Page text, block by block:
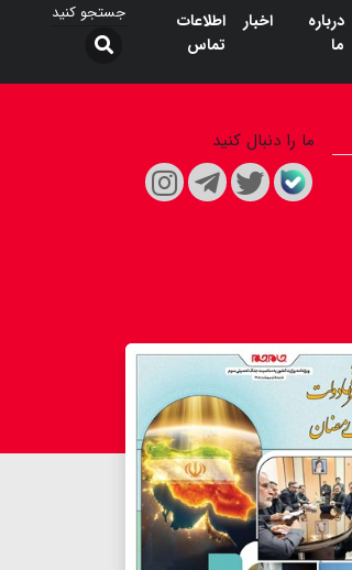
درباره
ما
اخبار
اطلاعات
تماس
ما را دنبال کنید